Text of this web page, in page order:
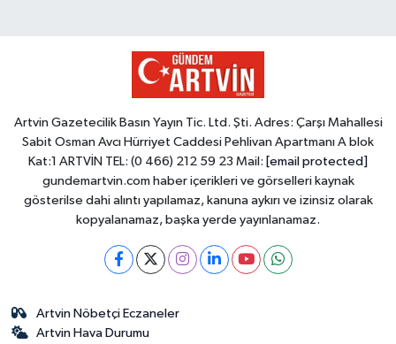
Artvin Gazetecilik Basın Yayın Tic. Ltd. Şti. Adres: Çarşı Mahallesi
Sabit Osman Avcı Hürriyet Caddesi Pehlivan Apartmanı A blok
Kat:1 ARTVİN TEL: (0 466) 212 59 23 Mail: [email protected]
gundemartvin.com haber içerikleri ve görselleri kaynak
gösterilse dahi alıntı yapılamaz, kanuna aykırı ve izinsiz olarak
kopyalanamaz, başka yerde yayınlanamaz.
Artvin Nöbetçi Eczaneler
Artvin Hava Durumu